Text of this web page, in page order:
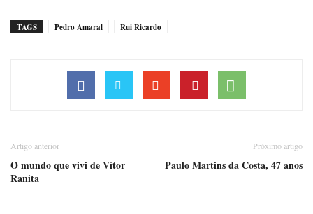
TAGS Pedro Amaral Rui Ricardo
Artigo anterior
O mundo que vivi de Vítor
Ranita
Próximo artigo
Paulo Martins da Costa, 47 anos